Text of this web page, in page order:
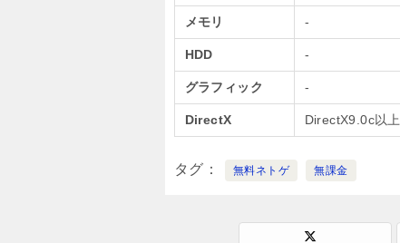
メモリ -
HDD -
グラフィック -
DirectX DirectX9.0c以上
タグ 無料ネトゲ 無課金